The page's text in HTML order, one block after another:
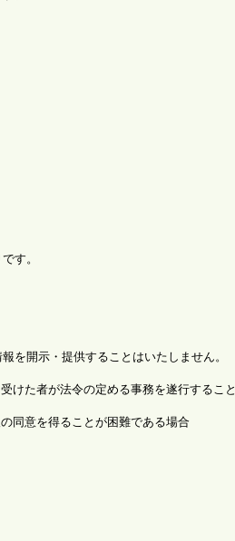
す。
を開示・提供することはいたしません。
けた者が法令の定める事務を遂行すること
同意を得ることが困難である場合